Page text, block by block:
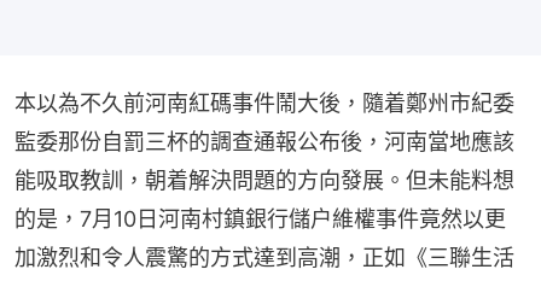
本以為不久前河南紅碼事件鬧大後，隨着鄭州市紀委
監委那份自罰三杯的調查通報公布後，河南當地應該
能吸取教訓，朝着解決問題的方向發展。但未能料想
的是，7月10日河南村鎮銀行儲户維權事件竟然以更
加激烈和令人震驚的方式達到高潮，正如《三聯生活